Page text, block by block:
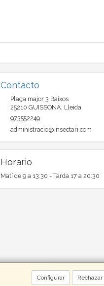
Configurar Rechazar
Contacto
Plaça major 3 Baixos
25210 GUISSONA, Lleida
973552249
administracio@insectari.com
Horario
Matí de 9 a 13:30 - Tarda 17 a 20:30